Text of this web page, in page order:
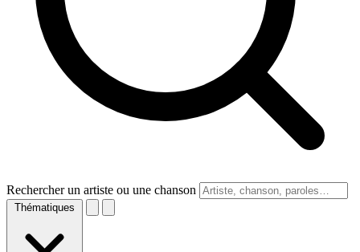
Rechercher un artiste ou une chanson
Thématiques